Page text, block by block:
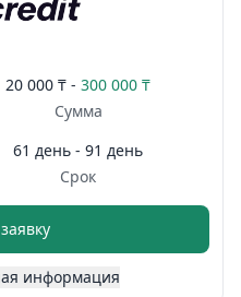
20 000 ₸ - 300 000 ₸
Сумма
61 день - 91 день
Срок
информация